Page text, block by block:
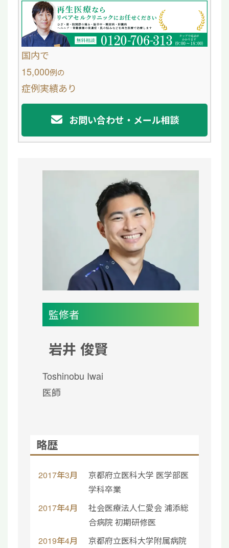
e
e
b
o
国内で
15,000例の
症例実績あり
お問い合わせ・メール相談
監修者
岩井 俊賢
Toshinobu Iwai
医師
略歴
2017年3月
京都府立医科大学 医学部医
学科卒業
2017年4月
社会医療法人仁愛会 浦添総
合病院 初期研修医
2019年4月
京都府立医科大学附属病院